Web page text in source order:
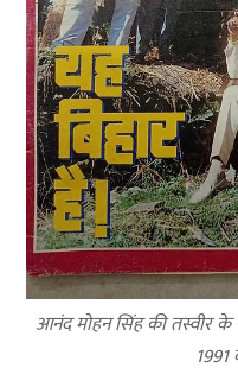
आनंद मोहन सिंह की तस्वीर के